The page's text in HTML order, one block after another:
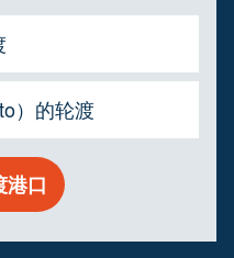
）的轮渡
港口